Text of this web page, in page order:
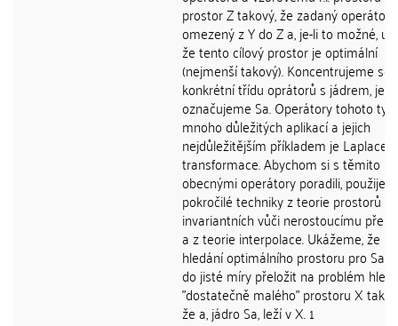
prostor Z takový, že zadaný operátor
omezený z Y do Z a, je-li to možné,
že tento cílový prostor je optimální
(nejmenší takový). Koncentrujeme se
konkrétní třídu oprátorů s jádrem, jež
označujeme Sa. Operátory tohoto
mnoho důležitých aplikací a jejich
nejdůležitějším příkladem je
transformace. Abychom si s těmito
obecnými operátory poradili,
pokročilé techniky z teorie prostorů
invariantních vůči nerostoucímu
a z teorie interpolace. Ukážeme, že
hledání optimálního prostoru pro Sa
do jisté míry přeložit na problém
"dostatečně malého" prostoru X
že a, jádro Sa, leží v X. 1